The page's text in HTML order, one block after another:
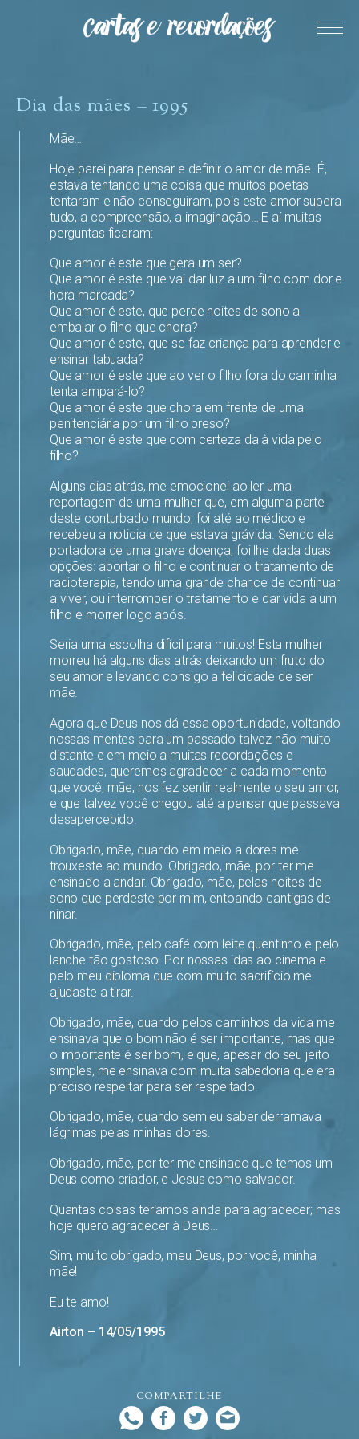
Dia das mães – 1995
Mãe…
Hoje parei para pensar e definir o amor de mãe. É,
estava tentando uma coisa que muitos poetas
tentaram e não conseguiram, pois este amor supera
tudo, a compreensão, a imaginação… E aí muitas
perguntas ficaram:
Que amor é este que gera um ser?
Que amor é este que vai dar luz a um filho com dor e
hora marcada?
Que amor é este, que perde noites de sono a
embalar o filho que chora?
Que amor é este, que se faz criança para aprender e
ensinar tabuada?
Que amor é este que ao ver o filho fora do caminha
tenta ampará-lo?
Que amor é este que chora em frente de uma
penitenciária por um filho preso?
Que amor é este que com certeza da à vida pelo
filho?
Alguns dias atrás, me emocionei ao ler uma
reportagem de uma mulher que, em alguma parte
deste conturbado mundo, foi até ao médico e
recebeu a noticia de que estava grávida. Sendo ela
portadora de uma grave doença, foi lhe dada duas
opções: abortar o filho e continuar o tratamento de
radioterapia, tendo uma grande chance de continuar
a viver, ou interromper o tratamento e dar vida a um
filho e morrer logo após.
Seria uma escolha difícil para muitos! Esta mulher
morreu há alguns dias atrás deixando um fruto do
seu amor e levando consigo a felicidade de ser
mãe.
Agora que Deus nos dá essa oportunidade, voltando
nossas mentes para um passado talvez não muito
distante e em meio a muitas recordações e
saudades, queremos agradecer a cada momento
que você, mãe, nos fez sentir realmente o seu amor,
e que talvez você chegou até a pensar que passava
desapercebido.
Obrigado, mãe, quando em meio a dores me
trouxeste ao mundo. Obrigado, mãe, por ter me
ensinado a andar. Obrigado, mãe, pelas noites de
sono que perdeste por mim, entoando cantigas de
ninar.
Obrigado, mãe, pelo café com leite quentinho e pelo
lanche tão gostoso. Por nossas idas ao cinema e
pelo meu diploma que com muito sacrifício me
ajudaste a tirar.
Obrigado, mãe, quando pelos caminhos da vida me
ensinava que o bom não é ser importante, mas que
o importante é ser bom, e que, apesar do seu jeito
simples, me ensinava com muita sabedoria que era
preciso respeitar para ser respeitado.
Obrigado, mãe, quando sem eu saber derramava
lágrimas pelas minhas dores.
Obrigado, mãe, por ter me ensinado que temos um
Deus como criador, e Jesus como salvador.
Quantas coisas teríamos ainda para agradecer; mas
hoje quero agradecer à Deus…
Sim, muito obrigado, meu Deus, por você, minha
mãe!
Eu te amo!
Airton – 14/05/1995
COMPARTILHE